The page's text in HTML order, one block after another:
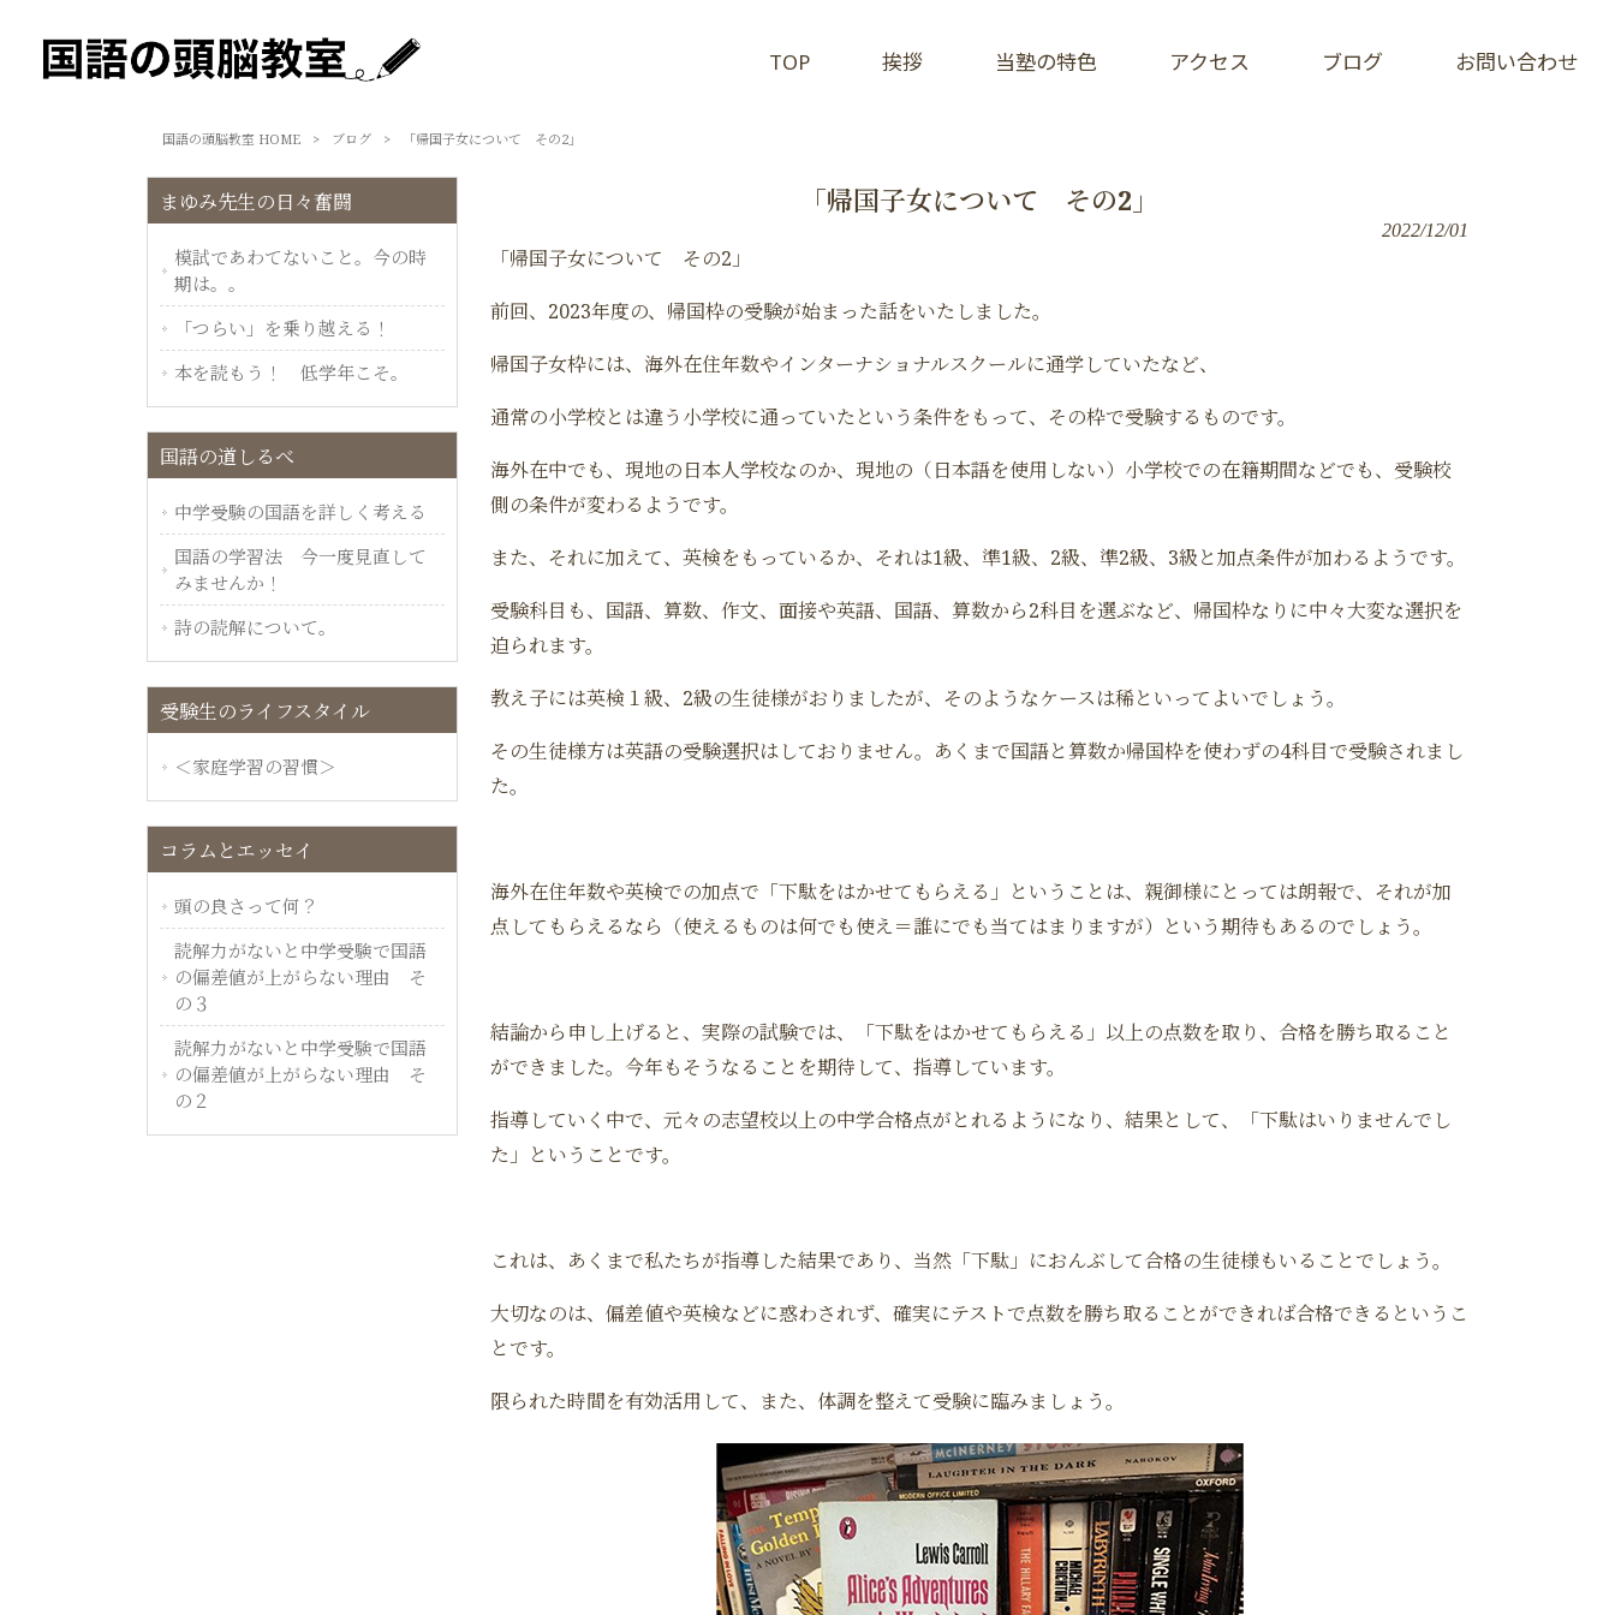
TOP 挨拶 当塾の特色 アクセス ブログ お問い合わせ
国語の頭脳教室 HOME > ブログ > 「帰国子女について その2」
「帰国子女について その2」
2022/12/01
「帰国子女について その2」
前回、2023年度の、帰国枠の受験が始まった話をいたしました。
帰国子女枠には、海外在住年数やインターナショナルスクールに通学していたなど、
通常の小学校とは違う小学校に通っていたという条件をもって、その枠で受験するものです。
海外在中でも、現地の日本人学校なのか、現地の（日本語を使用しない）小学校での在籍期間などでも、受験校
側の条件が変わるようです。
また、それに加えて、英検をもっているか、それは1級、準1級、2級、準2級、3級と加点条件が加わるようです。
受験科目も、国語、算数、作文、面接や英語、国語、算数から2科目を選ぶなど、帰国枠なりに中々大変な選択を
迫られます。
教え子には英検１級、2級の生徒様がおりましたが、そのようなケースは稀といってよいでしょう。
その生徒様方は英語の受験選択はしておりません。あくまで国語と算数か帰国枠を使わずの4科目で受験されまし
た。
海外在住年数や英検での加点で「下駄をはかせてもらえる」ということは、親御様にとっては朗報で、それが加
点してもらえるなら（使えるものは何でも使え＝誰にでも当てはまりますが）という期待もあるのでしょう。
結論から申し上げると、実際の試験では、「下駄をはかせてもらえる」以上の点数を取り、合格を勝ち取ること
ができました。今年もそうなることを期待して、指導しています。
指導していく中で、元々の志望校以上の中学合格点がとれるようになり、結果として、「下駄はいりませんでし
た」ということです。
これは、あくまで私たちが指導した結果であり、当然「下駄」におんぶして合格の生徒様もいることでしょう。
大切なのは、偏差値や英検などに惑わされず、確実にテストで点数を勝ち取ることができれば合格できるというこ
とです。
限られた時間を有効活用して、また、体調を整えて受験に臨みましょう。
まゆみ先生の日々奮闘
模試であわてないこと。今の時
期は。。
「つらい」を乗り越える！
本を読もう！ 低学年こそ。
国語の道しるべ
中学受験の国語を詳しく考える
国語の学習法 今一度見直して
みませんか！
詩の読解について。
受験生のライフスタイル
＜家庭学習の習慣＞
コラムとエッセイ
頭の良さって何？
読解力がないと中学受験で国語
の偏差値が上がらない理由 そ
の３
読解力がないと中学受験で国語
の偏差値が上がらない理由 そ
の２